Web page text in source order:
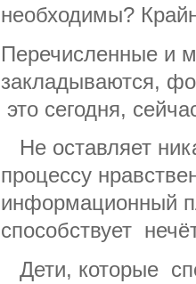
необходимы?
Перечисленные и
закладываются,
это сегодня,
Не оставляет
процессу
информационный
способствует
Дети, которые